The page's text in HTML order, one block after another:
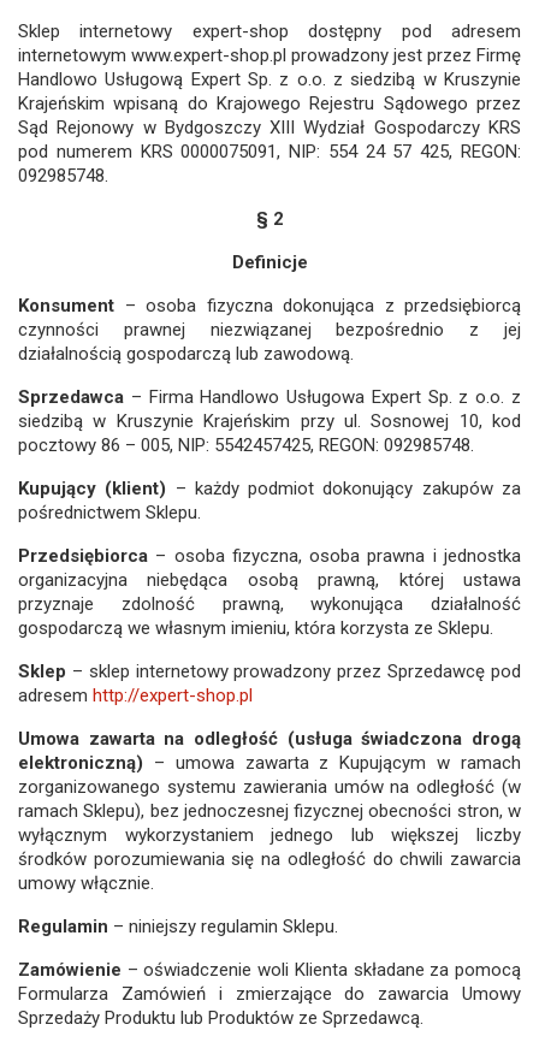
Sklep internetowy expert-shop dostępny pod adresem
internetowym www.expert-shop.pl prowadzony jest przez Firmę
Handlowo Usługową Expert Sp. z o.o. z siedzibą w Kruszynie
Krajeńskim wpisaną do Krajowego Rejestru Sądowego przez
Sąd Rejonowy w Bydgoszczy XIII Wydział Gospodarczy KRS
pod numerem KRS 0000075091, NIP: 554 24 57 425, REGON:
092985748.
§ 2
Definicje
Konsument – osoba fizyczna dokonująca z przedsiębiorcą
czynności prawnej niezwiązanej bezpośrednio z jej
działalnością gospodarczą lub zawodową.
Sprzedawca – Firma Handlowo Usługowa Expert Sp. z o.o. z
siedzibą w Kruszynie Krajeńskim przy ul. Sosnowej 10, kod
pocztowy 86 – 005, NIP: 5542457425, REGON: 092985748.
Kupujący (klient) – każdy podmiot dokonujący zakupów za
pośrednictwem Sklepu.
Przedsiębiorca – osoba fizyczna, osoba prawna i jednostka
organizacyjna niebędąca osobą prawną, której ustawa
przyznaje zdolność prawną, wykonująca działalność
gospodarczą we własnym imieniu, która korzysta ze Sklepu.
Sklep – sklep internetowy prowadzony przez Sprzedawcę pod
adresem http://expert-shop.pl
Umowa zawarta na odległość (usługa świadczona drogą
elektroniczną) – umowa zawarta z Kupującym w ramach
zorganizowanego systemu zawierania umów na odległość (w
ramach Sklepu), bez jednoczesnej fizycznej obecności stron, w
wyłącznym wykorzystaniem jednego lub większej liczby
środków porozumiewania się na odległość do chwili zawarcia
umowy włącznie.
Regulamin – niniejszy regulamin Sklepu.
Zamówienie – oświadczenie woli Klienta składane za pomocą
Formularza Zamówień i zmierzające do zawarcia Umowy
Sprzedaży Produktu lub Produktów ze Sprzedawcą.